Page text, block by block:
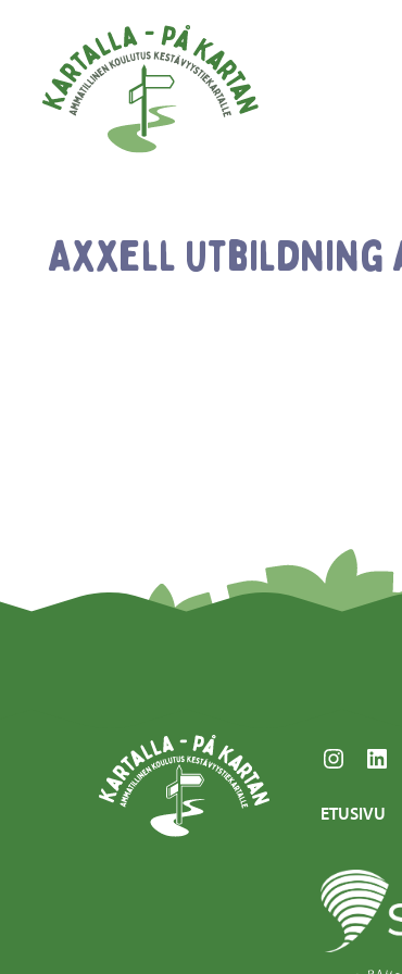
Axxell Utbildning
Instagram LinkedIn
ETUSIVU